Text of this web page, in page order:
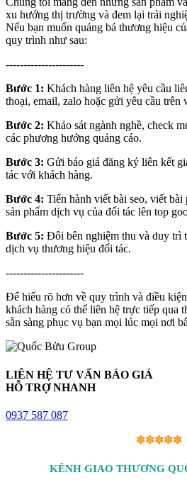
xu hướng thị trường và đem lại trải
Nếu bạn muốn quảng bá thương hiệu
quy trình như sau:
----------------------
Bước 1: Khách hàng liên hệ yêu cầu
thoại, email, zalo hoặc gửi yêu cầu trên
Bước 2: Khảo sát ngành nghề, check
các phương hướng quảng cáo.
Bước 3: Gửi báo giá đăng ký liên kết
tác với khách hàng.
Bước 4: Tiến hành viết bài seo, viết bài
sản phẩm dịch vụ của đối tác lên top
Bước 5: Đôi bên nghiệm thu và duy trì
dịch vụ thương hiệu đối tác.
----------------------
Để hiểu rõ hơn về quy trình và điều
khách hàng có thể liên hệ trực tiếp qua
sẵn sàng phục vụ bạn mọi lúc mọi nơi
LIÊN HỆ TƯ VẤN BÁO GIÁ
HỖ TRỢ NHANH
0937 587 087
✽✽✽✽✽
KÊNH GIAO THƯƠNG